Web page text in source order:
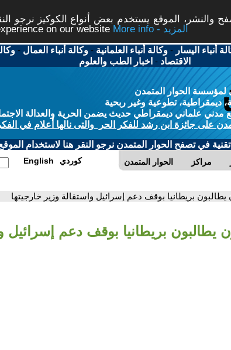
والنشر، الموقع يستخدم بعض أنواع الكوكيز نرجو
on our website
More info - المزيد
أنباء اليسار -وكالة أنباء العلمانية -وكالة أنباء العمال -
الاقتصاد - اخبار الطب والعلوم
لمؤسسة الحوار المتمدن
ديمقراطية، تطوعية وغير ربحية
علماني ديمقراطي حديث يضمن الحرية والعدالة
على جائزة ابن رشد للفكر الحر والتى نالها أعلام في
في تصفح الحوار المتمدن نرجو النقر هنا لاستخدام
الحوار المتمدن مراكز English كوردي
بريطانيا بوقف دعم إسرائيل واستقالة وزير خارجيتها
يطالبون بريطانيا بوقف دعم إسرائيل